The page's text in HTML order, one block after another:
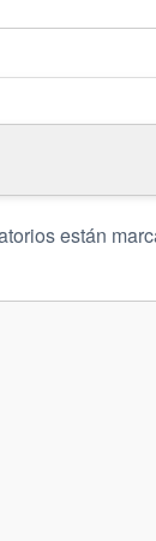
están